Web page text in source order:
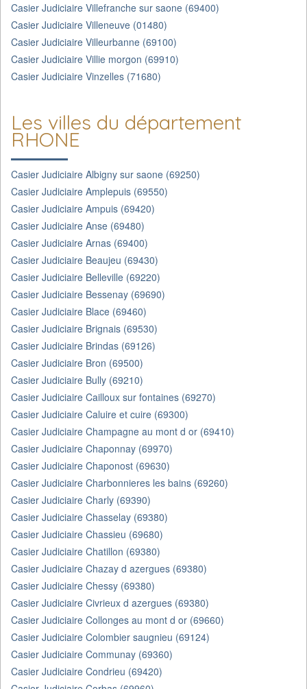
Casier Judiciaire Villefranche sur saone (69400)
Casier Judiciaire Villeneuve (01480)
Casier Judiciaire Villeurbanne (69100)
Casier Judiciaire Villie morgon (69910)
Casier Judiciaire Vinzelles (71680)
Les villes du département
RHONE
Casier Judiciaire Albigny sur saone (69250)
Casier Judiciaire Amplepuis (69550)
Casier Judiciaire Ampuis (69420)
Casier Judiciaire Anse (69480)
Casier Judiciaire Arnas (69400)
Casier Judiciaire Beaujeu (69430)
Casier Judiciaire Belleville (69220)
Casier Judiciaire Bessenay (69690)
Casier Judiciaire Blace (69460)
Casier Judiciaire Brignais (69530)
Casier Judiciaire Brindas (69126)
Casier Judiciaire Bron (69500)
Casier Judiciaire Bully (69210)
Casier Judiciaire Cailloux sur fontaines (69270)
Casier Judiciaire Caluire et cuire (69300)
Casier Judiciaire Champagne au mont d or (69410)
Casier Judiciaire Chaponnay (69970)
Casier Judiciaire Chaponost (69630)
Casier Judiciaire Charbonnieres les bains (69260)
Casier Judiciaire Charly (69390)
Casier Judiciaire Chasselay (69380)
Casier Judiciaire Chassieu (69680)
Casier Judiciaire Chatillon (69380)
Casier Judiciaire Chazay d azergues (69380)
Casier Judiciaire Chessy (69380)
Casier Judiciaire Civrieux d azergues (69380)
Casier Judiciaire Collonges au mont d or (69660)
Casier Judiciaire Colombier saugnieu (69124)
Casier Judiciaire Communay (69360)
Casier Judiciaire Condrieu (69420)